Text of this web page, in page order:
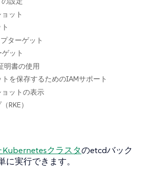
ット
ターゲット
ット
明書の使用
を保存するためのIAMサポート
ットの表示
RKE）
クラスタのetcdバック
実行できます。